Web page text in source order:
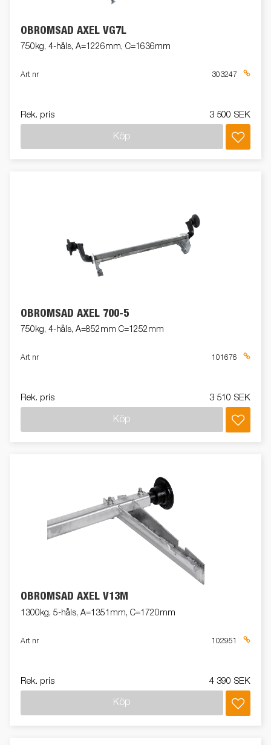
OBROMSAD AXEL VG7L
750kg, 4-håls, A=1226mm, C=1636mm
Art nr 303247
Rek. pris 3 500 SEK
Köp
OBROMSAD AXEL 700-5
750kg, 4-håls, A=852mm C=1252mm
Art nr 101676
Rek. pris 3 510 SEK
Köp
OBROMSAD AXEL V13M
1300kg, 5-håls, A=1351mm, C=1720mm
Art nr 102951
Rek. pris 4 390 SEK
Köp